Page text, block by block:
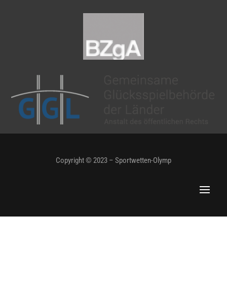
Copyright © 2023 – Sportwetten-Olymp